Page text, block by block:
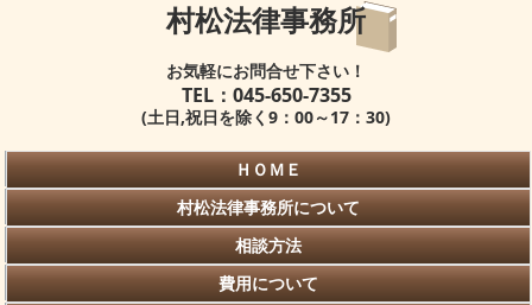
村松法律事務所
お気軽にお問合せ下さい！
TEL：045-650-7355
(土日,祝日を除く9：00～17：30)
ＨＯＭＥ
村松法律事務所について
相談方法
費用について